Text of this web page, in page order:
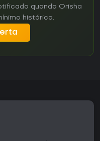
quando Orisha
histórico.